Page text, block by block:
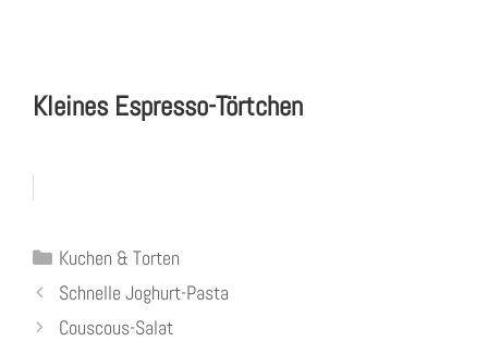
Kleines Espresso-Törtchen
Kategorien
Kuchen & Torten
Schnelle Joghurt-Pasta
Couscous-Salat